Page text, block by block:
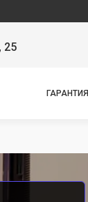
25
ГАРАНТИЯ